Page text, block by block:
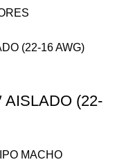
AISLADO (22-
MACHO